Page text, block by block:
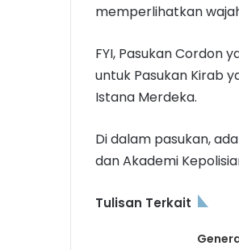
memperlihatkan
FYI, Pasukan Cordon
untuk Pasukan Kirab
Istana Merdeka.
Di dalam pasukan,
dan Akademi
Tulisan Terkait